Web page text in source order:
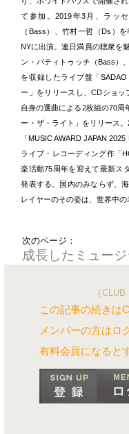
て参加。2019年3月、ラッ
（Bass）、竹村一哲（Ds）
NYに出演。連日満員の聴衆を
ン・パティトゥッチ（Bass）
を収録したライブ盤「
ー」をリリースし、CDショッ
自身の選曲による2枚組の70周
ー・ザ・ライト」をリリース
「MUSIC AWARD JAPAN
ライブ・レコーディング作「
楽活動75周年を迎えて最新ス
発表する。国内のみならず、
レイヤーのその姿は、世界中
次のページ：
成長したミュー
［
この記事の続きは
メンバーの方はロ
有料会員になると